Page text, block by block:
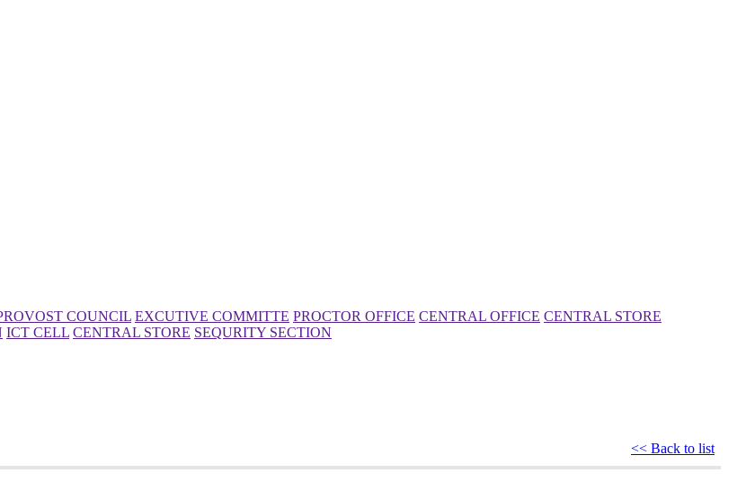
COUNCIL EXCUTIVE COMMITTE PROCTOR OFFICE CENTRAL OFFICE CENTRAL STORE
ICT CELL CENTRAL STORE SEQURITY SECTION
<< Back to list